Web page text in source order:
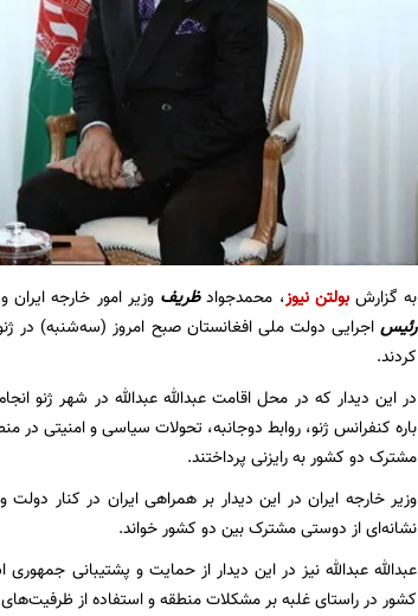
به گزارشبولتن نیوز، محمدجوادظریف وزیر امور خارجه ایران
رئیساجرایی دولت ملی افغانستان صبح امروز (سه‌شنبه) در
کردند.
در این دیدار که در محل اقامت عبدالله عبدالله در شهر ژنو
باره کنفرانس ژنو، روابط دوجانبه، تحولات سیاسی و امنیتی در
مشترک دو کشور به رایزنی پرداختند.
وزیر خارجه ایران در این دیدار بر همراهی ایران در کنار
نشانه‌ای از دوستی مشترک بین دو کشور خواند.
عبدالله عبدالله نیز در این دیدار از حمایت و پشتیبانی
کشور در راستای غلبه بر مشکلات منطقه و استفاده از